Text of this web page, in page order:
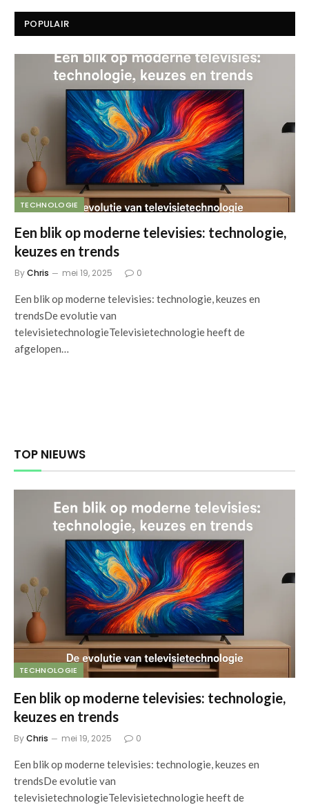
POPULAIR
TECHNOLOGIE
Een blik op moderne televisies: technologie,
keuzes en trends
ByChris mei 19, 2025 0
Een blik op moderne televisies: technologie, keuzes en
trendsDe evolutie van
televisietechnologieTelevisietechnologie heeft de
afgelopen…
TOP NIEUWS
TECHNOLOGIE
Een blik op moderne televisies: technologie,
keuzes en trends
ByChris mei 19, 2025 0
Een blik op moderne televisies: technologie, keuzes en
trendsDe evolutie van
televisietechnologieTelevisietechnologie heeft de